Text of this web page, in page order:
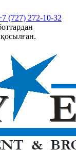
(727) 272-10-32